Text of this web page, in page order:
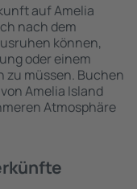
auf Amelia
nach dem
können,
oder einem
zu müssen. Buchen
Amelia Island
Atmosphäre